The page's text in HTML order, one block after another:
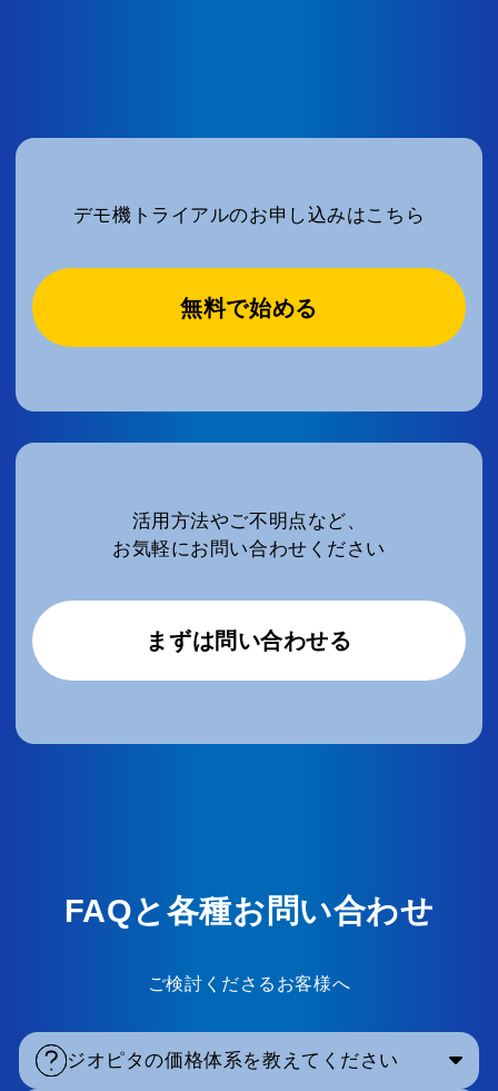
デモ機トライアルのお申し込みはこちら
無料で始める
活用方法やご不明点など、
お気軽にお問い合わせください
まずは問い合わせる
FAQと各種お問い合わせ
ご検討くださるお客様へ
ジオピタの価格体系を教えてください